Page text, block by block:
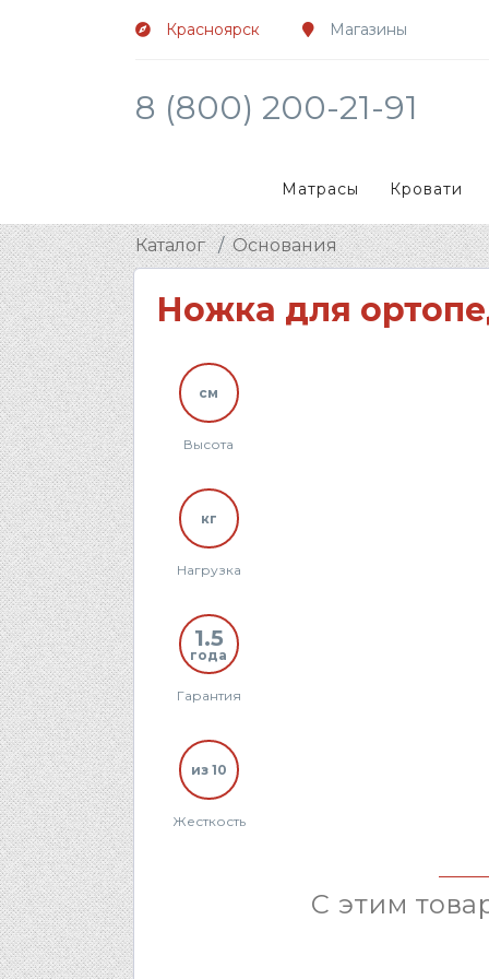
Красноярск Магазины
8 (800) 200-21-91
Матрасы Кровати
Каталог Основания
Ножка для
см
Высота
кг
Нагрузка
1.5
года
Гарантия
из 10
Жесткость
С этим